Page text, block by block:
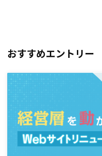
おすすめエントリー